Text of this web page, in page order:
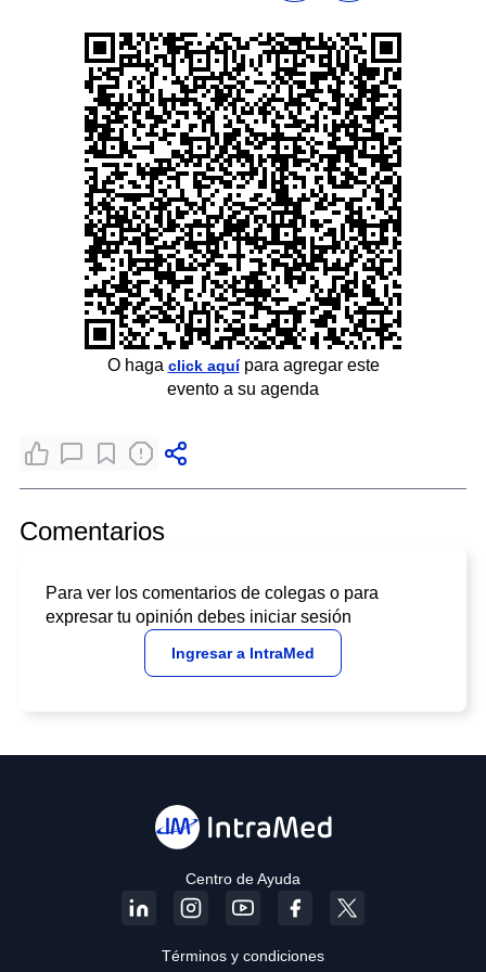
O haga click aquípara agregar este
evento a su agenda
Comentarios
Para ver los comentarios de colegas o para
expresar tu opinión debes iniciar sesión
Ingresar a IntraMed
Centro de Ayuda
Términos y condiciones